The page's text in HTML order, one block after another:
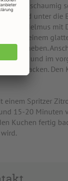
schaumig
und unter die
& Mandelmus mit
zu einem
unterheben.
geben und im
backen. Den
einem Spritzer
15-20 Minuten
Kuchen fertig